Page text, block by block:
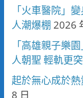
「火車醫院」
人潮爆棚 2026
「高雄親子樂
人朝聖 輕軌更
起於無心成於
8 日